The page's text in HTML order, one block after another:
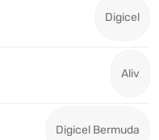
Digicel
Aliv
Digicel Bermuda